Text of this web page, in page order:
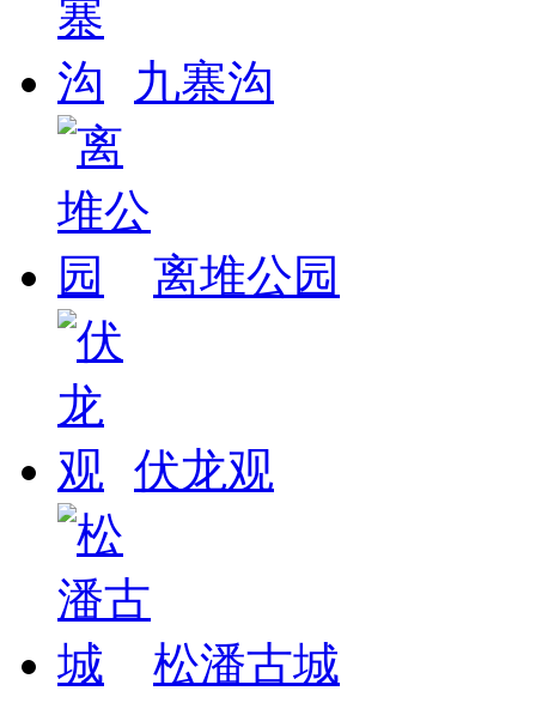
九寨沟
离堆公园
伏龙观
松潘古城